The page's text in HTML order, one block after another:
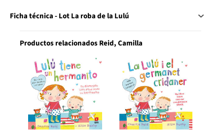
Ficha técnica - Lot La roba de la Lulú
Productos relacionados Reid, Camilla